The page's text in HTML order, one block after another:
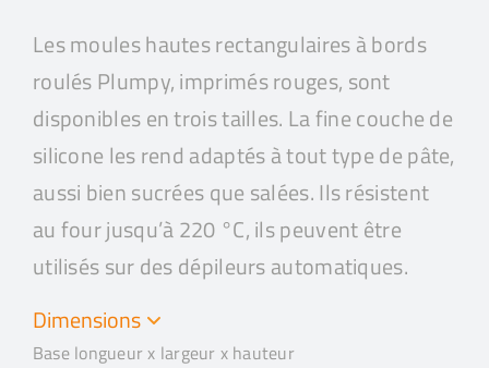
Les moules hautes rectangulaires à bords
roulés Plumpy, imprimés rouges, sont
disponibles en trois tailles. La fine couche de
silicone les rend adaptés à tout type de pâte,
aussi bien sucrées que salées. Ils résistent
au four jusqu’à 220 °C, ils peuvent être
utilisés sur des dépileurs automatiques.
Dimensions
Base longueur x largeur x hauteur